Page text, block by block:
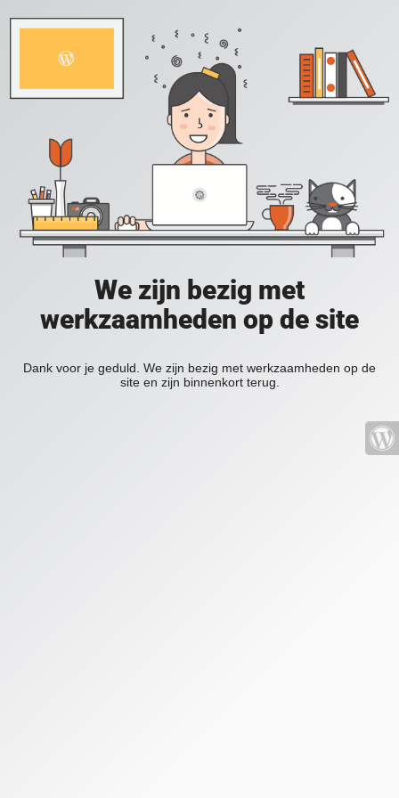
We zijn bezig met
werkzaamheden op de site
Dank voor je geduld. We zijn bezig met werkzaamheden op de
site en zijn binnenkort terug.